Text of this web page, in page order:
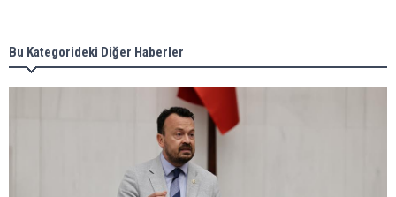
Bu Kategorideki Diğer Haberler